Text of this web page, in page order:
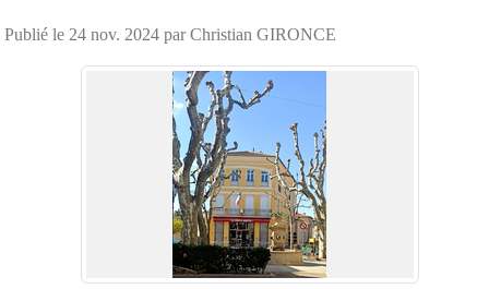
Publié le 24 nov. 2024 par Christian GIRONCE